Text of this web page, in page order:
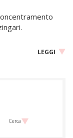
LEGGI
Cerca